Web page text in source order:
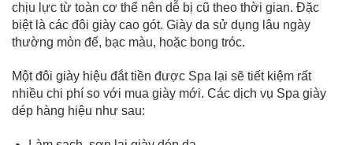
chịu lực từ toàn cơ thể nên dễ bị cũ theo thời gian. Đặc
biệt là các đôi giày cao gót. Giày da sử dụng lâu ngày
thường mòn đế, bạc màu, hoặc bong tróc.
Một đôi giày hiệu đắt tiền được Spa lại sẽ tiết kiệm rất
nhiều chi phí so với mua giày mới. Các dịch vụ Spa giày
dép hàng hiệu như sau: